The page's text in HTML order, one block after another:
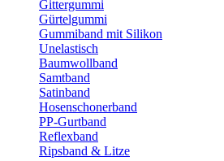
Gittergummi
Gürtelgummi
Gummiband mit Silikon
Unelastisch
Baumwollband
Samtband
Satinband
Hosenschonerband
PP-Gurtband
Reflexband
Ripsband & Litze